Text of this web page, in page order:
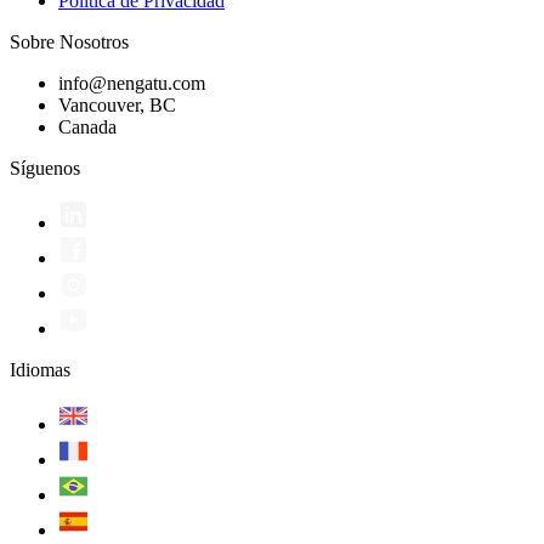
Sobre Nosotros
info@nengatu.com
Vancouver, BC
Canada
Síguenos
Idiomas